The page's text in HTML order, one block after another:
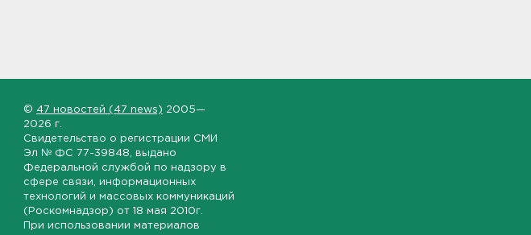
© 47 новостей (47 news) 2005—
2026 г.
Свидетельство о регистрации СМИ
Эл № ФС 77-39848 , выдано
Федеральной службой по надзору в
сфере связи, информационных
технологий и массовых коммуникаций
(Роскомнадзор) от 18 мая 2010г.
При использовании материалов